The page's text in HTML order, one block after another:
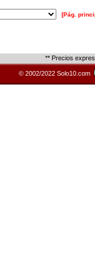
[Pág.
** Precios
© 2002/2022 Solo10.com